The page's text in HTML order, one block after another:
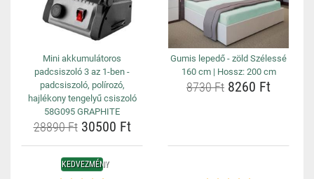
Mini akkumulátoros
padcsiszoló 3 az 1-ben -
padcsiszoló, polírozó,
hajlékony tengelyű csiszoló
58G095 GRAPHITE
28890 Ft30500 Ft
Gumis lepedő - zöld Szélessé
160 cm | Hossz: 200 cm
8730 Ft 8260 Ft
KEDVEZMÉNY